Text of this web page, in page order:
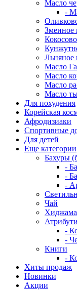
Масло
-
Змеиное
Льняное
Масло
Масло
Масло
Масло
Для похудения
Корейская
Афродизиаки
Спортивные
Для детей
Еще категории
Бахуры
-
-
-
Чай
Хиджама
-
-
Книги
-
Хиты продаж
Новинки
Акции